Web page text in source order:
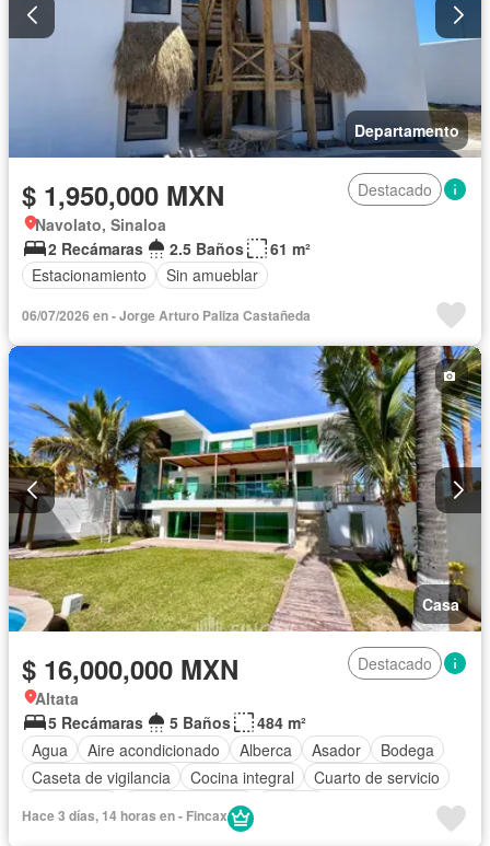
Departamento
$ 1,950,000 MXN
Destacado
Navolato, Sinaloa
2 Recámaras
2.5 Baños
61 m²
Estacionamiento
Sin amueblar
06/07/2026 en - Jorge Arturo Paliza Castañeda
Casa
$ 16,000,000 MXN
Destacado
Altata
5 Recámaras
5 Baños
484 m²
Agua
Aire acondicionado Alberca Asador
Bodega
Caseta de vigilancia
Cocina integral
Cuarto de servicio
Estacionamiento
Seguridad
Hace 3 días, 14 horas en - Fincax